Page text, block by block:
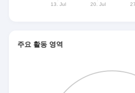
주요 활동 영역